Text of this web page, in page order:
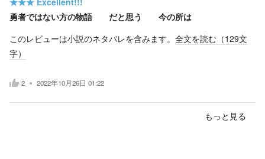
勇者ではない方の物語 だと思う 今の所は
このレビューは小説のネタバレを含みます。 全文を読む（129文
字）
2 2022年10月26日 01:22
もっと見る